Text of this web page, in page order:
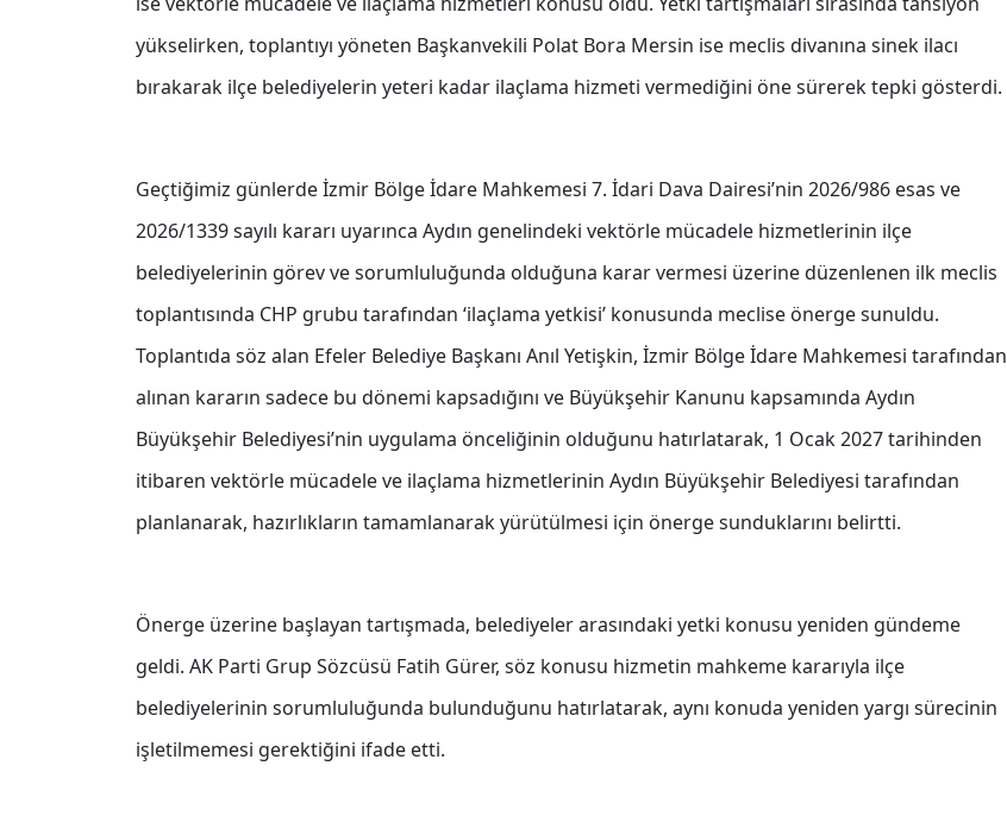
yükselirken, toplantıyı yöneten Başkanvekili Polat Bora Mersin ise meclis divanına sinek ilacı
bırakarak ilçe belediyelerin yeteri kadar ilaçlama hizmeti vermediğini öne sürerek tepki gösterdi.
Geçtiğimiz günlerde İzmir Bölge İdare Mahkemesi 7. İdari Dava Dairesi’nin 2026/986 esas ve
2026/1339 sayılı kararı uyarınca Aydın genelindeki vektörle mücadele hizmetlerinin ilçe
belediyelerinin görev ve sorumluluğunda olduğuna karar vermesi üzerine düzenlenen ilk meclis
toplantısında CHP grubu tarafından ‘ilaçlama yetkisi’ konusunda meclise önerge sunuldu.
Toplantıda söz alan Efeler Belediye Başkanı Anıl Yetişkin, İzmir Bölge İdare Mahkemesi tarafından
alınan kararın sadece bu dönemi kapsadığını ve Büyükşehir Kanunu kapsamında Aydın
Büyükşehir Belediyesi’nin uygulama önceliğinin olduğunu hatırlatarak, 1 Ocak 2027 tarihinden
itibaren vektörle mücadele ve ilaçlama hizmetlerinin Aydın Büyükşehir Belediyesi tarafından
planlanarak, hazırlıkların tamamlanarak yürütülmesi için önerge sunduklarını belirtti.
Önerge üzerine başlayan tartışmada, belediyeler arasındaki yetki konusu yeniden gündeme
geldi. AK Parti Grup Sözcüsü Fatih Gürer, söz konusu hizmetin mahkeme kararıyla ilçe
belediyelerinin sorumluluğunda bulunduğunu hatırlatarak, aynı konuda yeniden yargı sürecinin
işletilmemesi gerektiğini ifade etti.